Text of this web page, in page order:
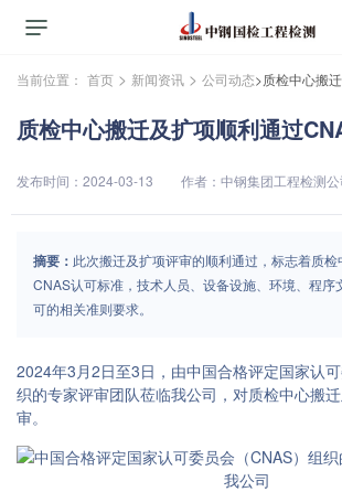
当前位置： 首页 > 新闻资讯 > 公司动态>质检中心搬迁
质检中心搬迁及扩项顺利通过
发布时间：2024-03-13 作者：中钢集团工程检测公
摘要： 此次搬迁及扩项评审的顺利通过，标志着质
CNAS认可标准，技术人员、设备设施、环境、程序
可的相关准则要求。
2024年3月2日至3日，由中国合格评定国家认
织的专家评审团队莅临我公司，对质检中心搬
审。